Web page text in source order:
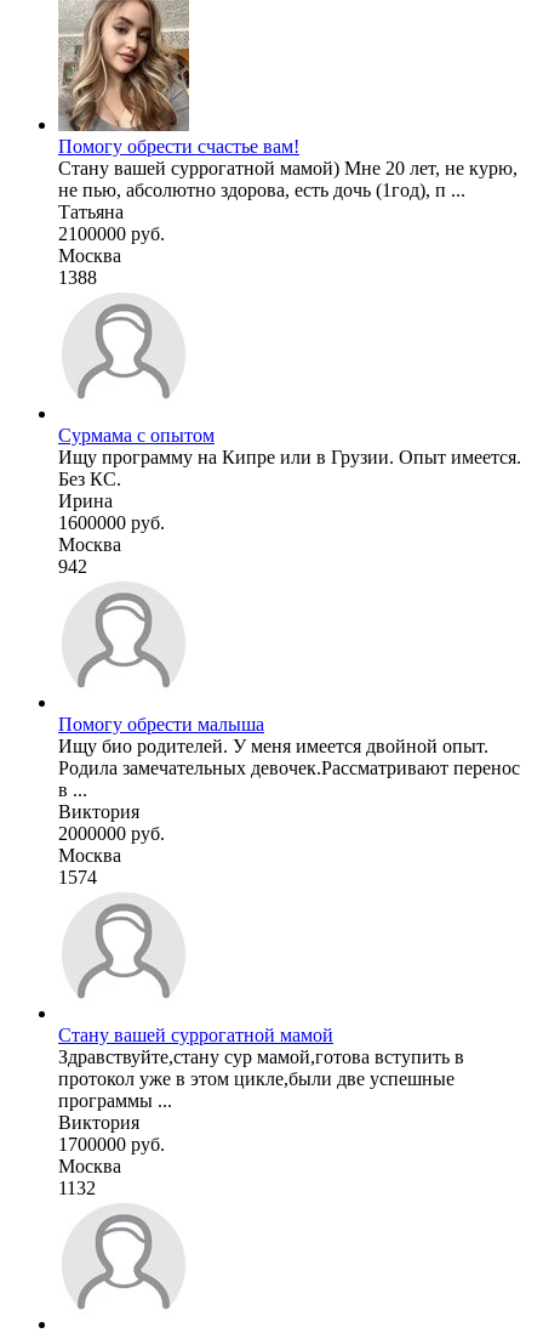
Помогу обрести счастье вам!
Стану вашей суррогатной мамой) Мне 20 лет, не курю,
не пью, абсолютно здорова, есть дочь (1год), п ...
Татьяна
2100000 руб.
Москва
1388
Сурмама с опытом
Ищу программу на Кипре или в Грузии. Опыт имеется.
Без КС.
Ирина
1600000 руб.
Москва
942
Помогу обрести малыша
Ищу био родителей. У меня имеется двойной опыт.
Родила замечательных девочек.Рассматривают перенос
в ...
Виктория
2000000 руб.
Москва
1574
Стану вашей суррогатной мамой
Здравствуйте,стану сур мамой,готова вступить в
протокол уже в этом цикле,были две успешные
программы ...
Виктория
1700000 руб.
Москва
1132